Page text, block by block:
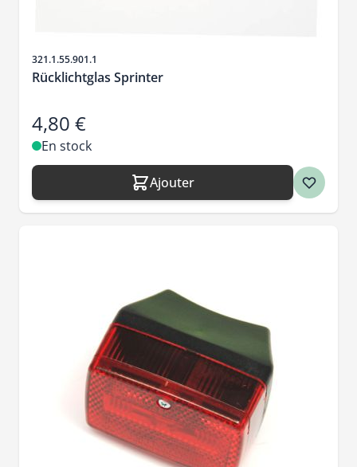
SKU
321.1.55.901.1
Rücklichtglas Sprinter
4,80 €
En stock
Ajouter